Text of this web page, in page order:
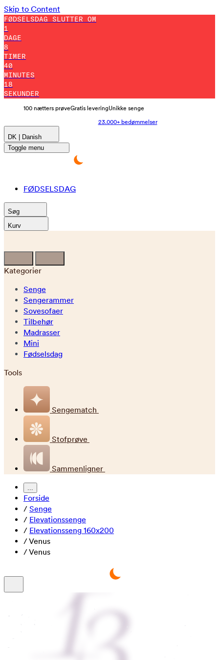
Skip to Content
FØDSELSDAG SLUTTER OM
1
DAGE
8
TIMER
40
MINUTES
10
SEKUNDER
100 nætters prøveGratis leveringUnikke senge
23.000+ bedømmelser
DK | Danish
Toggle menu
FØDSELSDAG
Søg
Kurv
Kategorier
Senge
Sengerammer
Sovesofaer
Tilbehør
Madrasser
Mini
Fødselsdag
Tools
Sengematch
Stofprøve
Sammenligner
...
Forside
/ Senge
/ Elevationssenge
/ Elevationsseng 160x200
/Venus
/Venus